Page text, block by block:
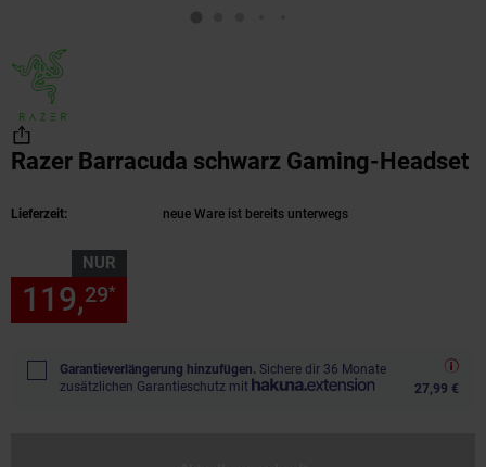
Razer Barracuda schwarz Gaming-Headset
Lieferzeit: neue Ware ist bereits unterwegs
NUR
119,29*
Garantieverlängerung hinzufügen. Sichere dir 36 Monate
zusätzlichen Garantieschutz mit
27,99 €